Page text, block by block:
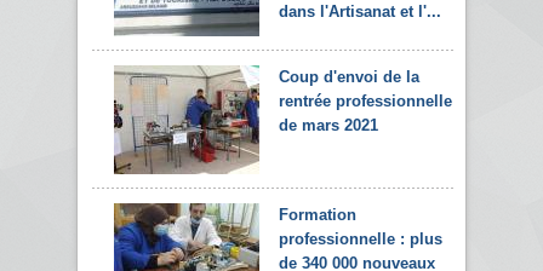
dans l'Artisanat et l'...
Coup d'envoi de la
rentrée professionnelle
de mars 2021
Formation
professionnelle : plus
de 340 000 nouveaux